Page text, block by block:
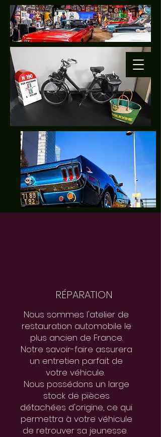
RÉPARATION
Nous sommes l'atelier de
restauration automobile le
plus ancien de France.
Notre savoir-faire assurera
un entretien parfait de
votre véhicule.
Nous possédons un large
stock de pièces
détachées d'origine, ce qui
permettra à votre véhicule
de retrouver sa jeunesse.